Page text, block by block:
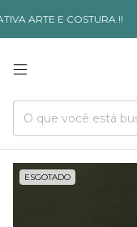
ARTE E COSTURA !!
ESGOTADO